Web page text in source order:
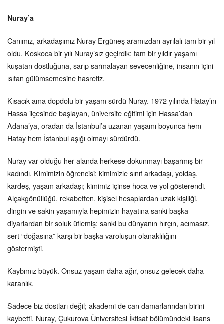
Nuray’a
Canımız, arkadaşımız Nuray Ergüneş aramızdan ayrılalı tam bir yıl
oldu. Koskoca bir yılı Nuray’sız geçirdik; tam bir yıldır yaşamı
kuşatan dostluğuna, sarıp sarmalayan sevecenliğine, insanın içini
ısıtan gülümsemesine hasretiz.
Kısacık ama dopdolu bir yaşam sürdü Nuray. 1972 yılında Hatay’ın
Hassa ilçesinde başlayan, üniversite eğitimi için Hassa’dan
Adana’ya, oradan da İstanbul’a uzanan yaşamı boyunca hem
Hatay hem İstanbul aşığı olmayı sürdürdü.
Nuray var olduğu her alanda herkese dokunmayı başarmış bir
kadındı. Kimimizin öğrencisi; kimimizle sınıf arkadaşı, yoldaş,
kardeş, yaşam arkadaşı; kimimiz içinse hoca ve yol gösterendi.
Alçakgönüllüğü, rekabetten, kişisel hesaplardan uzak kişiliği,
dingin ve sakin yaşamıyla hepimizin hayatına sanki başka
diyarlardan bir soluk üflemiş; sanki bu dünyanın hırçın, acımasız,
sert “doğasına” karşı bir başka varoluşun olanaklılığını
göstermişti.
Kaybımız büyük. Onsuz yaşam daha ağır, onsuz gelecek daha
karanlık.
Sadece biz dostları değil; akademi de can damarlarından birini
kaybetti. Nuray, Çukurova Üniversitesi İktisat bölümündeki lisans